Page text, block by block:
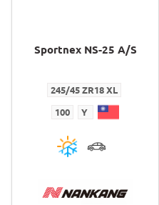
Sportnex NS-25 A/S
245/45 ZR18 XL
100 Y